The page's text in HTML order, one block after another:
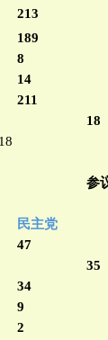
213
189
8
14
211
18
参
民主党
47
35
34
9
2